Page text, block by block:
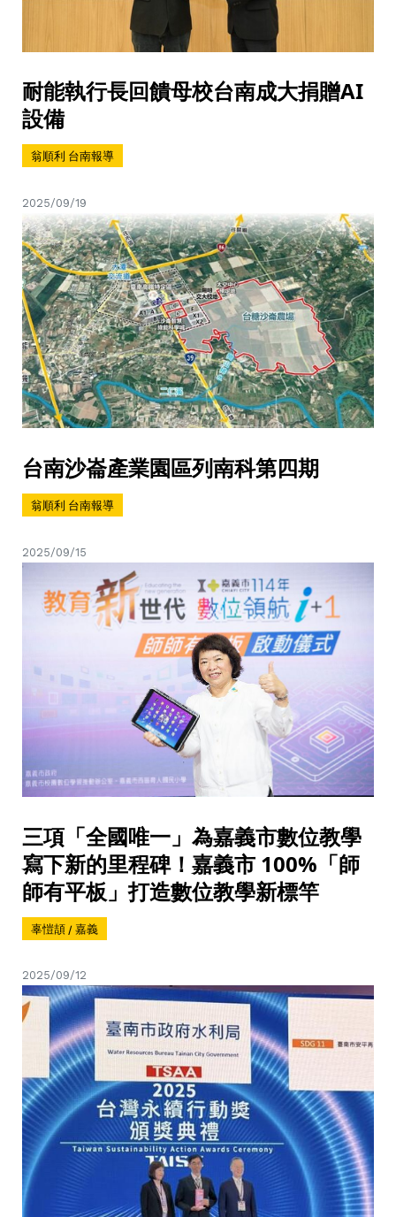
耐能執行長回饋母校台南成大捐贈AI
設備
翁順利 台南報導
2025/09/19
台南沙崙產業園區列南科第四期
翁順利 台南報導
2025/09/15
三項「全國唯一」為嘉義市數位教學
寫下新的里程碑！嘉義市 100%「師
師有平板」打造數位教學新標竿
辜愷頡 / 嘉義
2025/09/12